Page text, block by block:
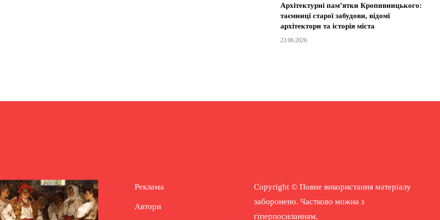
Архітектурні пам’ятки Кропивницького:
таємниці старої забудови, відомі
архітектори та історія міста
23.06.2026
Реклама
Автори
Copyright © Повне використання матеріалу
заборонено. Частково можна з
гіперпосиланням.